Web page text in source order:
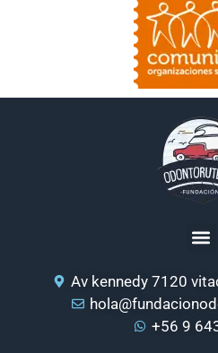
Av kennedy 7120
+56 9